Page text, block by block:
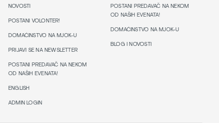
NOVOSTI
POSTANI VOLONTER!
DOMAĆINSTVO NA MJOK-U
PRIJAVI SE NA NEWSLETTER
POSTANI PREDAVAČ NA NEKOM
OD NAŠIH EVENATA!
ENGLISH
ADMIN LOGIN
POSTANI PREDAVAČ NA NEKOM
OD NAŠIH EVENATA!
DOMAĆINSTVO NA MJOK-U
BLOG I NOVOSTI